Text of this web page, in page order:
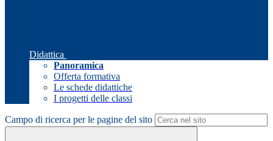
Didattica
Panoramica
Offerta formativa
Le schede didattiche
I progetti delle classi
Campo di ricerca per le pagine del sito